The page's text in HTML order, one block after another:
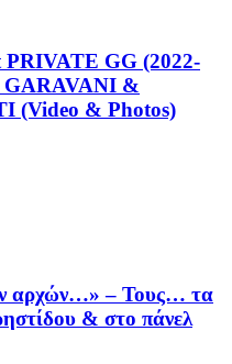
PRIVATE GG (2022-
GARAVANI &
(Video & Photos)
αρχών…» – Τους… τα
& στο πάνελ